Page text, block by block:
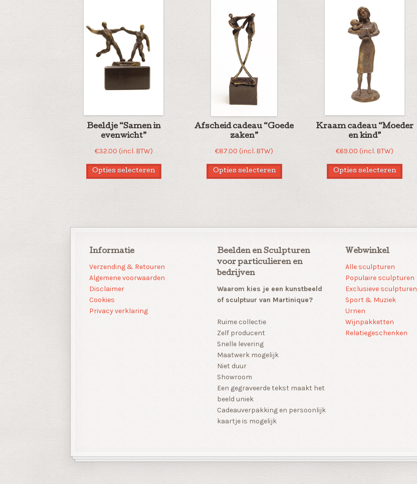
Beeldje “Samen in
evenwicht”
€32.00 (incl. BTW)
Opties selecteren
Afscheid cadeau “Goede
zaken”
€87.00 (incl. BTW)
Opties selecteren
Kraam cadeau “Moeder
en kind”
€69.00 (incl. BTW)
Opties selecteren
Informatie
Verzending & Retouren
Algemene voorwaarden
Disclaimer
Cookies
Privacy verklaring
Beelden en Sculpturen
voor particulieren en
bedrijven
Waarom kies je een kunstbeeld
of sculptuur van Martinique?
Ruime collectie
Zelf producent
Snelle levering
Maatwerk mogelijk
Niet duur
Showroom
Een gegraveerde tekst maakt het
beeld uniek
Cadeauverpakking en persoonlijk
kaartje is mogelijk
Webwinkel
Alle sculpturen
Populaire sculpturen
Exclusieve sculpturen
Sport & Muziek
Urnen
Wijnpakketten
Relatiegeschenken